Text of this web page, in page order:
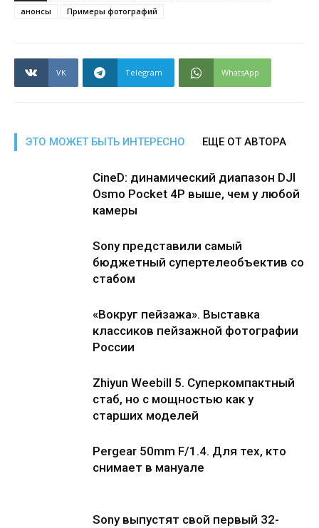
анонсы
Примеры фотографий
VK Telegram WhatsApp
ЭТО МОЖЕТ БЫТЬ ИНТЕРЕСНО ЕЩЕ ОТ АВТОРА
CineD: динамический диапазон DJI
Osmo Pocket 4P выше, чем у любой
камеры
Sony представили самый
бюджетный супертелеобъектив со
стабом
«Вокруг пейзажа». Выставка
классиков пейзажной фотографии
России
Zhiyun Weebill 5. Cуперкомпактный
стаб, но с мощностью как у
старших моделей
Pergear 50mm F/1.4. Для тех, кто
снимает в мануале
Sony выпустят свой первый 32-